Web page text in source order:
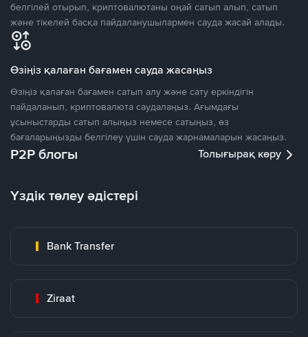
белгілей отырып, криптовалютаны оңай сатып алып, сатып
және тікелей басқа пайдаланушылармен сауда жасай алады.
Өзіңіз қалаған бағамен сауда жасаңыз
Өзіңіз қалаған бағамен сатып алу және сату еркіндігін
пайдаланып, криптовалюта саудалаңыз. Ағымдағы
ұсыныстарды сатып алыңыз немесе сатыңыз, өз
бағаларыңызды белгілеу үшін сауда жарнамаларын жасаңыз.
P2P блогы Толығырақ көру
Үздік төлеу әдістері
Bank Transfer
Ziraat